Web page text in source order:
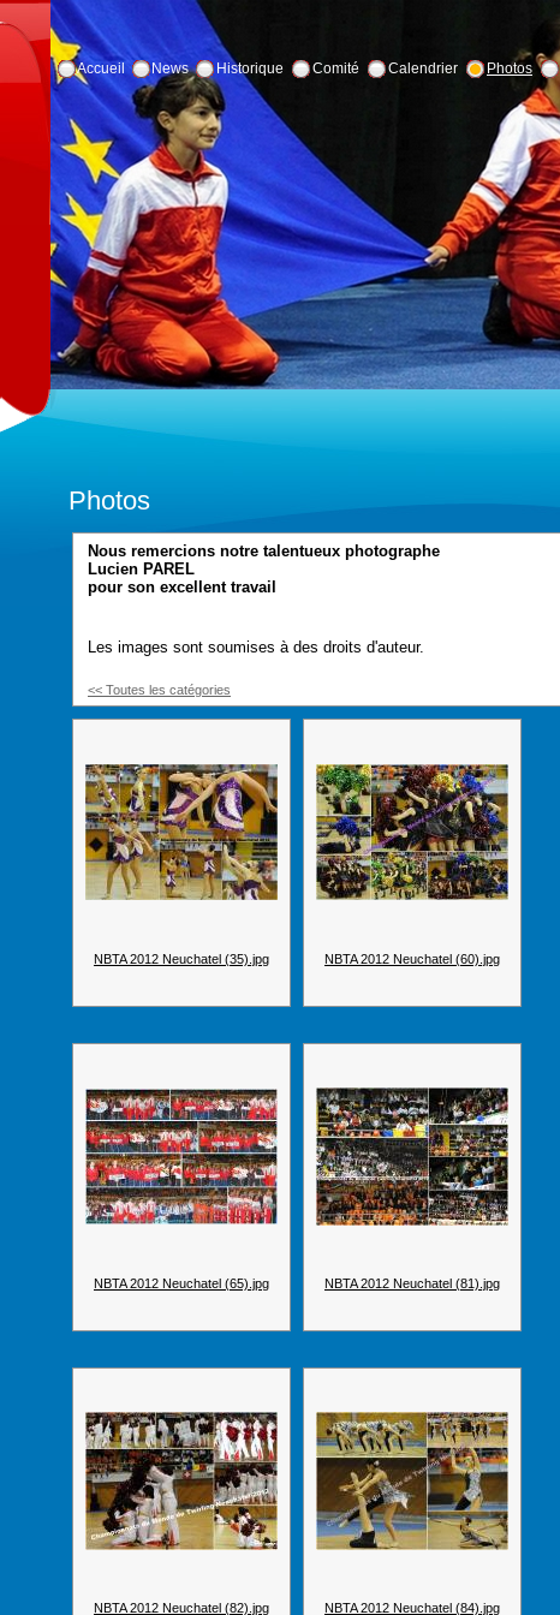
Accueil News Historique Comité Calendrier Photos
Photos
Nous remercions notre talentueux photographe
Lucien PAREL
pour son excellent travail
Les images sont soumises à des droits d'auteur.
<< Toutes les catégories
NBTA 2012 Neuchatel (35).jpg NBTA 2012 Neuchatel (60).jpg
NBTA 2012 Neuchatel (65).jpg NBTA 2012 Neuchatel (81).jpg
NBTA 2012 Neuchatel (82).jpg NBTA 2012 Neuchatel (84).jpg